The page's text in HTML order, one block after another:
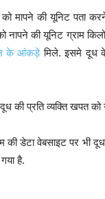
की यूनिट पता
नापने की यूनिट ग्राम
के आंकड़ेमिले. इसमे दूध के
की प्रति व्यक्ति खपत को
की डेटा वेबसाइट पर
है.